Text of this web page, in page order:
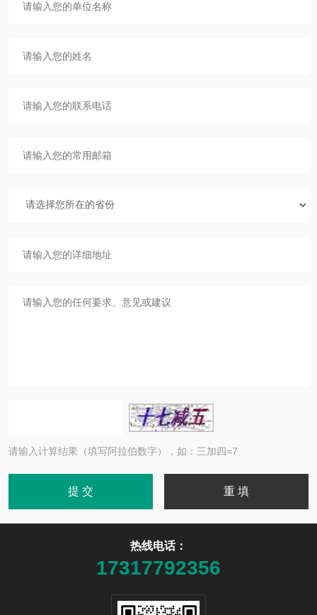
请输入计算结果（填写阿拉伯数字），如：三加四=7
热线电话：
17317792356